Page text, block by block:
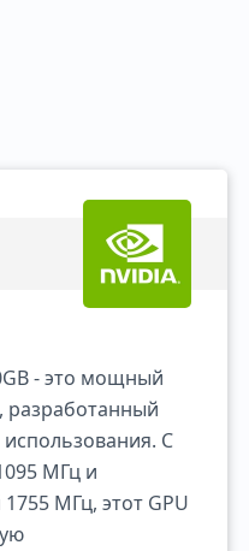
- это мощный
разработанный
С
МГц и
МГц, этот GPU